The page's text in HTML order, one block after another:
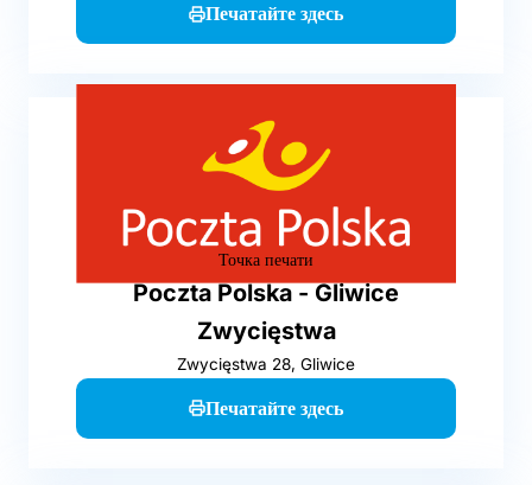
Печатайте здесь
Точка печати
Poczta Polska - Gliwice
Zwycięstwa
Zwycięstwa 28, Gliwice
Печатайте здесь